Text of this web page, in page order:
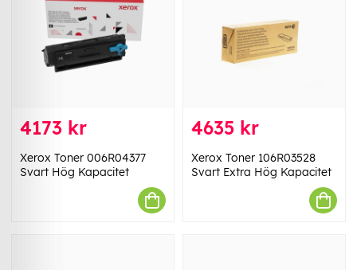
4173 kr
Xerox Toner 006R04377
Svart Hög Kapacitet
4635 kr
Xerox Toner 106R03528
Svart Extra Hög Kapacitet